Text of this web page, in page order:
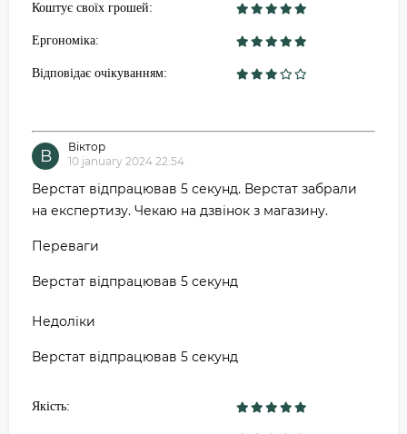
Коштує своїх грошей:
Ергономіка:
Відповідає очікуванням:
В
Віктор
10 january 2024 22:54
Верстат відпрацював 5 секунд. Верстат забрали
на експертизу. Чекаю на дзвінок з магазину.
Переваги
Верстат відпрацював 5 секунд
Недоліки
Верстат відпрацював 5 секунд
Якість: